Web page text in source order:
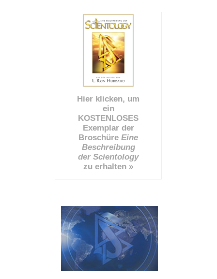
Hier klicken, um
ein
KOSTENLOSES
Exemplar der
Broschüre Eine
Beschreibung
der Scientology
zu erhalten »